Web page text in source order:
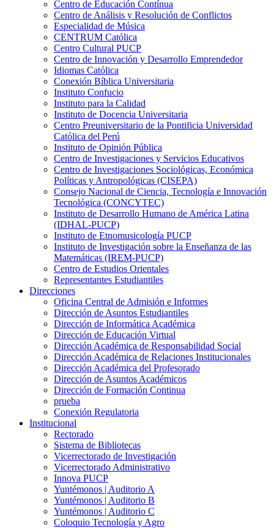
Centro de Educación Contínua
Centro de Análisis y Resolución de Conflictos
Especialidad de Música
CENTRUM Católica
Centro Cultural PUCP
Centro de Innovación y Desarrollo Emprendedor
Idiomas Católica
Conexión Bíblica Universitaria
Instituto Confucio
Instituto para la Calidad
Instituto de Docencia Universitaria
Centro Preuniversitario de la Pontificia Universidad
Católica del Perú
Instituto de Opinión Pública
Centro de Investigaciones y Servicios Educativos
Centro de Investigaciones Sociológicas, Económica
Políticas y Antropológicas (CISEPA)
Consejo Nacional de Ciencia, Tecnología e Innovación
Tecnológica (CONCYTEC)
Instituto de Desarrollo Humano de América Latina
(IDHAL-PUCP)
Instituto de Etnomusicología PUCP
Instituto de Investigación sobre la Enseñanza de las
Matemáticas (IREM-PUCP)
Centro de Estudios Orientales
Representantes Estudiantiles
Direcciones
Oficina Central de Admisión e Informes
Dirección de Asuntos Estudiantiles
Dirección de Informática Académica
Dirección de Educación Virtual
Dirección Académica de Responsabilidad Social
Dirección Académica de Relaciones Institucionales
Dirección Académica del Profesorado
Dirección de Asuntos Académicos
Dirección de Formación Continua
prueba
Conexión Regulatoria
Institucional
Rectorado
Sistema de Bibliotecas
Vicerrectorado de Investigación
Vicerrectorado Administrativo
Innova PUCP
Yuntémonos | Auditorio A
Yuntémonos | Auditorio B
Yuntémonos | Auditorio C
Coloquio Tecnología y Agro